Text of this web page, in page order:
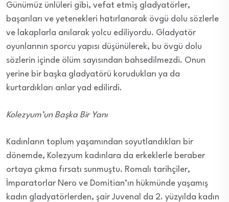
Günümüz ünlüleri gibi, vefat etmiş gladyatörler,
başarıları ve yetenekleri hatırlanarak övgü dolu sözlerle
ve lakaplarla anılarak yolcu ediliyordu. Gladyatör
oyunlarının sporcu yapısı düşünülerek, bu övgü dolu
sözlerin içinde ölüm sayısından bahsedilmezdi. Onun
yerine bir başka gladyatörü korudukları ya da
kurtardıkları anlar yad edilirdi.
Kolezyum’un Başka Bir Yanı
Kadınların toplum yaşamından soyutlandıkları bir
dönemde, Kolezyum kadınlara da erkeklerle beraber
ortaya çıkma fırsatı sunmuştu. Romalı tarihçiler,
İmparatorlar Nero ve Domitian’ın hükmünde yaşamış
kadın gladyatörlerden, şair Juvenal da 2. yüzyılda kadın